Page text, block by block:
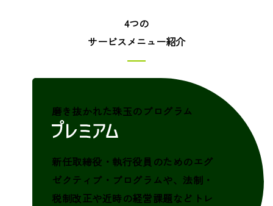
4つの
サービスメニュー紹介
磨き抜かれた珠玉のプログラム
新任取締役・執行役員のためのエグ
ゼクティブ・プログラムや、法制・
税制改正や近時の経営課題などトレ